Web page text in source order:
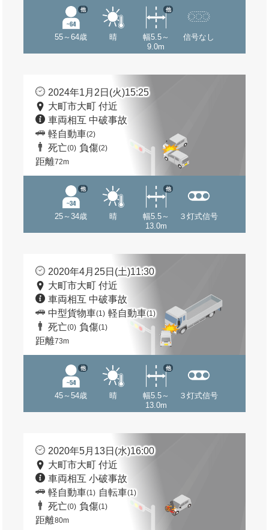
55～64歳
他
晴
幅5.5～
9.0m
他
信号なし
2024年1月2日(火)15:25
大町市大町 付近
車両相互 中破事故
軽自動車(2)
死亡(0) 負傷(2)
距離72m
25～34歳
他
晴
幅5.5～
13.0m
他
３灯式信号
2020年4月25日(土)11:30
大町市大町 付近
車両相互 中破事故
中型貨物車(1) 軽自動車(1)
死亡(0) 負傷(1)
距離73m
45～54歳
他
晴
幅5.5～
13.0m
他
３灯式信号
2020年5月13日(水)16:00
大町市大町 付近
車両相互 小破事故
軽自動車(1) 自転車(1)
死亡(0) 負傷(1)
距離80m